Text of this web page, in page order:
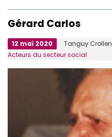
Gérard Carlos
12 mai 2020 Tanguy Crollen
Acteurs du secteur social